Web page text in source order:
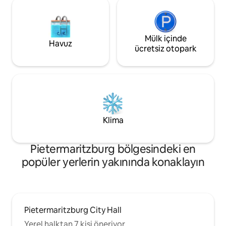
Havuz
Mülk içinde
ücretsiz otopark
Klima
Pietermaritzburg bölgesindeki en
popüler yerlerin yakınında konaklayın
Pietermaritzburg City Hall